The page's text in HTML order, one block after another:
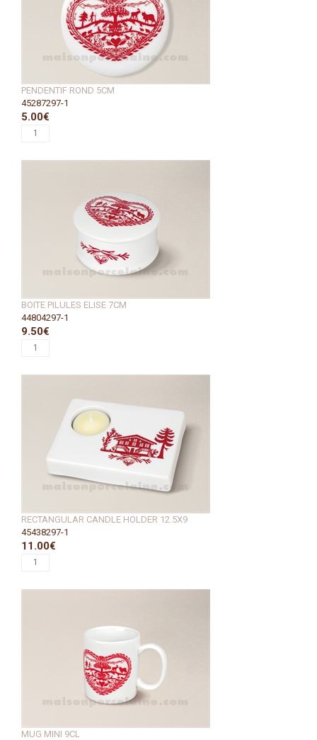
PENDENTIF ROND 5CM
45287297-1
5.00€
BOITE PILULES ELISE 7CM
44804297-1
9.50€
RECTANGULAR CANDLE HOLDER 12.5X9
45438297-1
11.00€
MUG MINI 9CL